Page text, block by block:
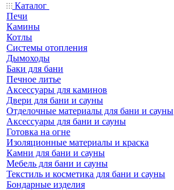
Каталог
Печи
Камины
Котлы
Системы отопления
Дымоходы
Баки для бани
Печное литье
Аксессуары для каминов
Двери для бани и сауны
Отделочные материалы для бани и сауны
Аксессуары для бани и сауны
Готовка на огне
Изоляционные материалы и краска
Камни для бани и сауны
Мебель для бани и сауны
Текстиль и косметика для бани и сауны
Бондарные изделия